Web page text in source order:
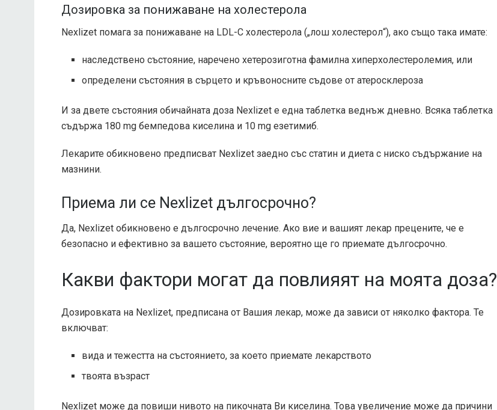
Дозировка за понижаване на холестерола
Nexlizet помага за понижаване на LDL-C холестерола („лош холестерол“), ако също така имате:
наследствено състояние, наречено хетерозиготна фамилна хиперхолестеролемия, или
определени състояния в сърцето и кръвоносните съдове от атеросклероза
И за двете състояния обичайната доза Nexlizet е една таблетка веднъж дневно. Всяка таблетка
съдържа 180 mg бемпедова киселина и 10 mg езетимиб.
Лекарите обикновено предписват Nexlizet заедно със статин и диета с ниско съдържание на
мазнини.
Приема ли се Nexlizet дългосрочно?
Да, Nexlizet обикновено е дългосрочно лечение. Ако вие и вашият лекар прецените, че е
безопасно и ефективно за вашето състояние, вероятно ще го приемате дългосрочно.
Какви фактори могат да повлияят на моята доза?
Дозировката на Nexlizet, предписана от Вашия лекар, може да зависи от няколко фактора. Те
включват:
вида и тежестта на състоянието, за което приемате лекарството
твоята възраст
Nexlizet може да повиши нивото на пикочната Ви киселина. Това увеличение може да причини